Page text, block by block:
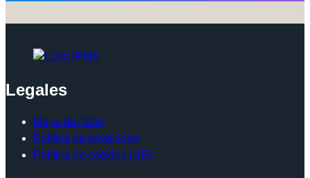
Legales
Mapa del Sitio
Política de privacidad
Política de cookies (UE)